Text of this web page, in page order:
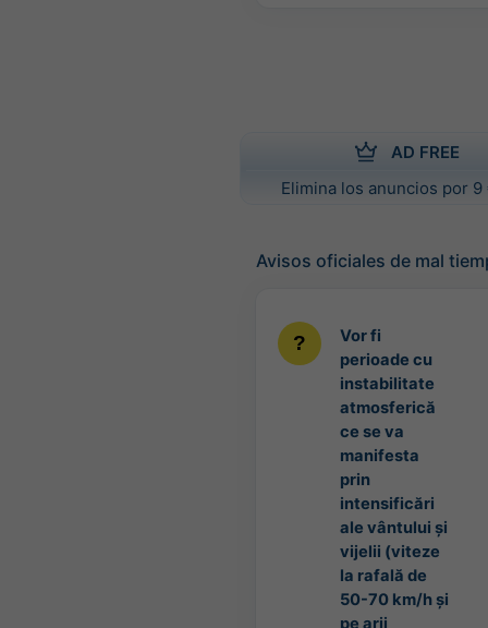
AD FREE
Elimina los anuncios por 9
Avisos oficiales de mal
Vor fi
perioade cu
instabilitate
atmosferică
ce se va
manifesta
prin
intensificări
ale vântului și
vijelii (viteze
la rafală de
50-70 km/h și
pe arii